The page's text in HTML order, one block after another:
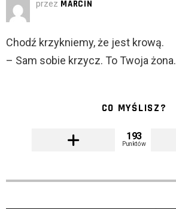
przez MARCIN
Chodź krzykniemy, że jest krową.
– Sam sobie krzycz. To Twoja żona.
CO MYŚLISZ?
193
Punktów